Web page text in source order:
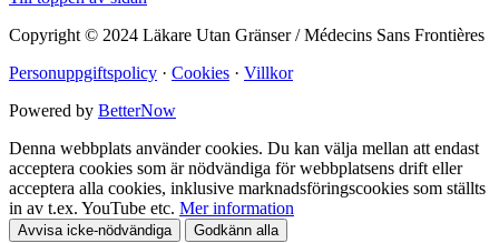
Copyright © 2024 Läkare Utan Gränser / Médecins Sans Frontières
Personuppgiftspolicy · Cookies · Villkor
Powered by BetterNow
Denna webbplats använder cookies. Du kan välja mellan att endast
acceptera cookies som är nödvändiga för webbplatsens drift eller
acceptera alla cookies, inklusive marknadsföringscookies som ställts
in av t.ex. YouTube etc. Mer information
Avvisa icke-nödvändiga Godkänn alla